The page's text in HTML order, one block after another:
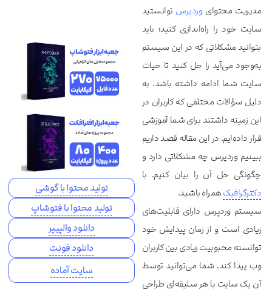
مدیریت محتوایوردپرس توانستید
سایت خود را راه‌اندازی کنید؛ باید
بتوانید مشکلاتی که در این سیستم
به‌وجود می‌آید را حل کنید تا حیات
سایت شما ادامه داشته باشد. به
دلیل سؤالات مختلفی که کاربران در
این زمینه داشتند برای شما آموزشی
قرار داده‌ایم. در این مقاله قصد داریم
ببینیم وردپرس چه مشکلاتی دارد و
چگونگی حل آن را بیان کنیم. با
دکترگرافیکهمراه باشید.
سیستم وردپرس دارای قابلیت‌های
زیادی است و از زمان پیدایش خود
توانسته محبوبیت زیادی بین کاربران
وب پیدا کند. شما می‌توانید توسط
آن یک سایت با هر سلیقه‌ای طراحی
تولید محتوا با گوشی
تولید محتوا با فتوشاپ
دانلود والپیپر
دانلود فونت
سایت آماده